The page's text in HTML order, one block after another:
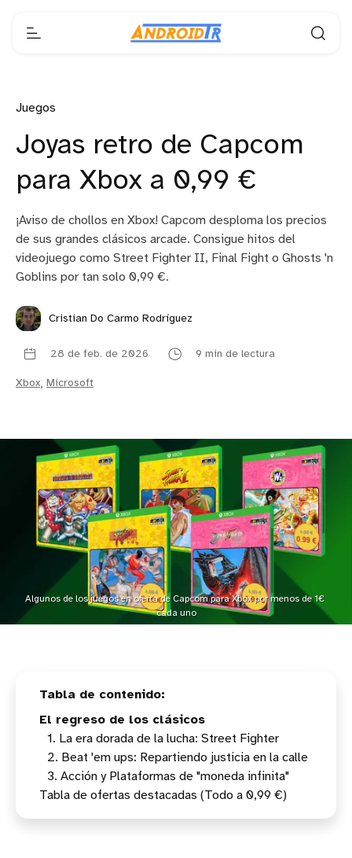
Juegos
Joyas retro de Capcom
para Xbox a 0,99 €
¡Aviso de chollos en Xbox! Capcom desploma los precios
de sus grandes clásicos arcade. Consigue hitos del
videojuego como Street Fighter II, Final Fight o Ghosts 'n
Goblins por tan solo 0,99 €.
Cristian Do Carmo Rodríguez
28 de feb. de 2026 9 min de lectura
Xbox, Microsoft
Algunos de los juegos en oferta de Capcom para Xbox por menos de 1€
cada uno
El regreso de los clásicos
1. La era dorada de la lucha: Street Fighter
2. Beat 'em ups: Repartiendo justicia en la calle
3. Acción y Plataformas de "moneda infinita"
Tabla de ofertas destacadas (Todo a 0,99 €)